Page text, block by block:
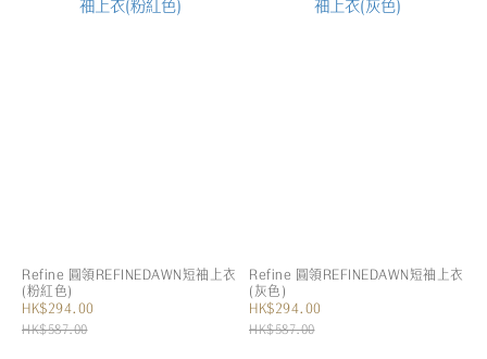
Refine 圓領REFINEDAWN短袖上衣
(粉紅色)
HK$294.00
HK$587.00
Refine 圓領REFINEDAWN短袖上衣
(灰色)
HK$294.00
HK$587.00